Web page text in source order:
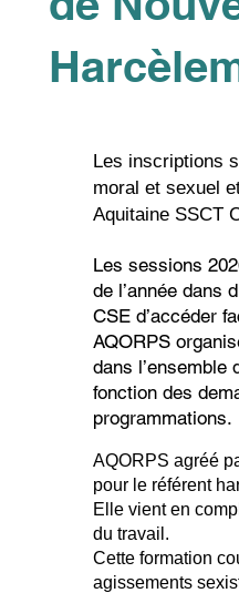
Les inscriptions
moral et sexuel
Aquitaine SSCT
Les sessions
de l’année dans
CSE d’accéder
AQORPS
dans
fonction des
programmations.
AQORPS agréé
pour le référent
Elle vient en
du travail.
Cette formation
agissements